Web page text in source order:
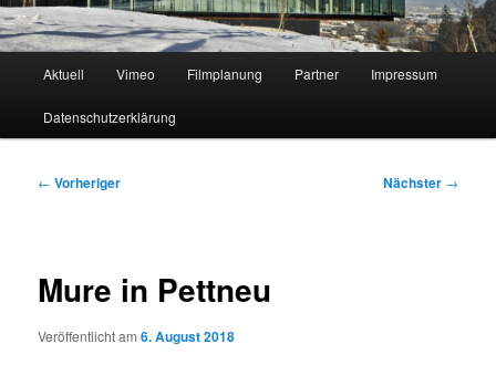
Aktuell Vimeo Filmplanung Partner Impressum
Datenschutzerklärung
Beitragsnavigation
← Vorheriger Nächster →
Mure in Pettneu
Veröffentlicht am6. August 2018